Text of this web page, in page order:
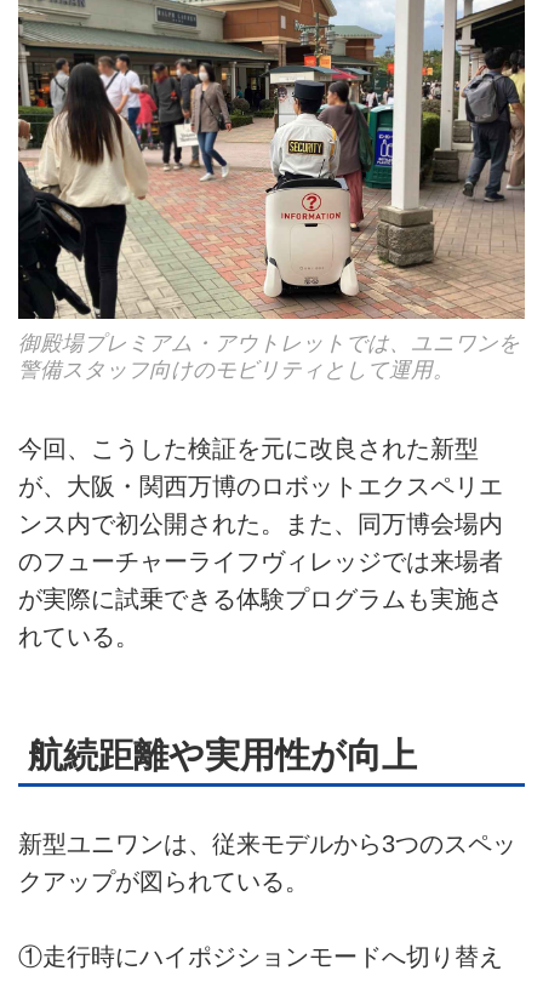
御殿場プレミアム・アウトレットでは、ユニワンを
警備スタッフ向けのモビリティとして運用。
今回、こうした検証を元に改良された新型
が、大阪・関西万博のロボットエクスペリエ
ンス内で初公開された。また、同万博会場内
のフューチャーライフヴィレッジでは来場者
が実際に試乗できる体験プログラムも実施さ
れている。
航続距離や実用性が向上
新型ユニワンは、従来モデルから3つのスペッ
クアップが図られている。
①走行時にハイポジションモードへ切り替え